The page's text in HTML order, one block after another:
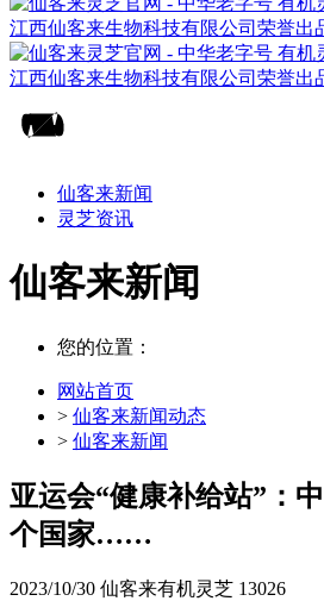
仙客来新闻
灵芝资讯
仙客来新闻
您的位置：
网站首页
> 仙客来新闻动态
> 仙客来新闻
亚运会“健康补给站”：
个国家……
2023/10/30 仙客来有机灵芝 13026